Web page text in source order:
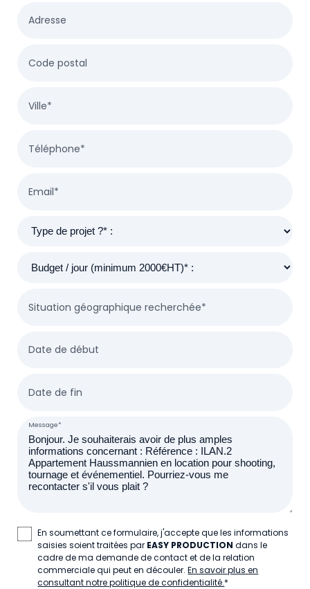
Adresse
Code postal
Ville*
Téléphone*
Email*
Situation géographique recherchée*
Date de début
Date de fin
Message*
En soumettant ce formulaire, j'accepte que les informations
saisies soient traitées par EASY PRODUCTION dans le
cadre de ma demande de contact et de la relation
commerciale qui peut en découler.En savoir plus en
consultant notre politique de confidentialité.*